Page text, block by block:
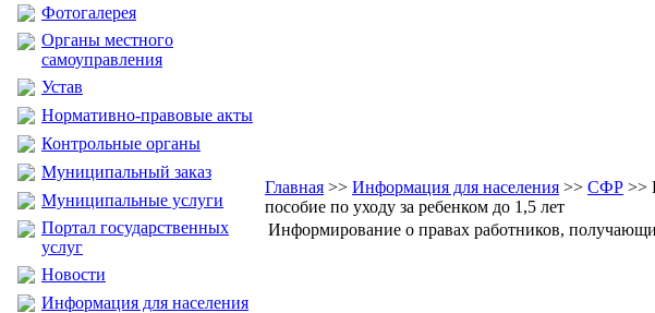
Фотогалерея
Органы местного
самоуправления
Устав
Нормативно-правовые акты
Контрольные органы
Муниципальный заказ
Муниципальные услуги
Портал государственных
услуг
Новости
Информация для населения
Главная >> Информация для населения >> CФР >>
пособие по уходу за ребенком до 1,5 лет
Информирование о правах работников,